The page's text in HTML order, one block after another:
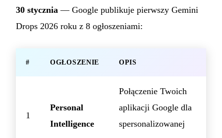
30 stycznia — Google publikuje pierwszy Gemini
Drops 2026 roku z 8 ogłoszeniami:
# OGŁOSZENIE OPIS
1
Personal
Intelligence
Połączenie Twoich
aplikacji Google dla
spersonalizowanej